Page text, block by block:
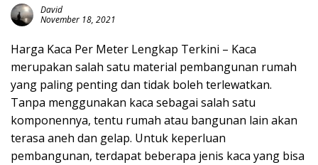
David
November 18, 2021
Harga Kaca Per Meter Lengkap Terkini – Kaca
merupakan salah satu material pembangunan rumah
yang paling penting dan tidak boleh terlewatkan.
Tanpa menggunakan kaca sebagai salah satu
komponennya, tentu rumah atau bangunan lain akan
terasa aneh dan gelap. Untuk keperluan
pembangunan, terdapat beberapa jenis kaca yang bisa